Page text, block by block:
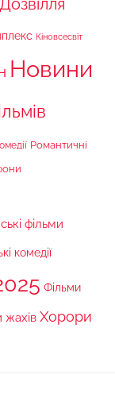
Дозвілля
Кіновсесвіт
Новини
Романтичні
фільми
комедії
Фільми
жахів Хорори